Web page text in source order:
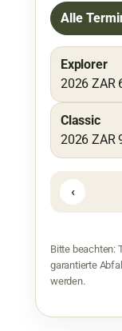
Alle
Explorer
2026 ZAR
Classic
2026 ZAR
‹
Bitte beachten:
garantierte
werden.